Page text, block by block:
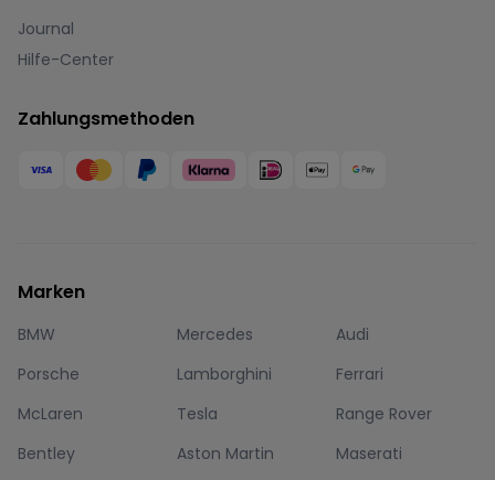
Journal
Hilfe-Center
Zahlungsmethoden
Marken
BMW Mercedes
Audi
Porsche
Lamborghini
Ferrari
McLaren
Tesla
Range Rover
Bentley
Aston Martin
Maserati